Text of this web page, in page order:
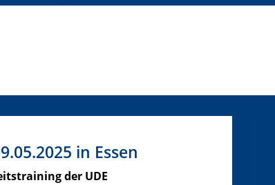
in Essen
der UDE